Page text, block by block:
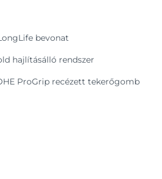
bevonat
hajlításálló rendszer
ProGrip recézett tekerőgomb